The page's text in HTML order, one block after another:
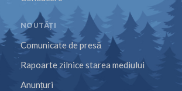
NOUTĂȚI
Comunicate de presă
Rapoarte zilnice starea mediului
Anunțuri